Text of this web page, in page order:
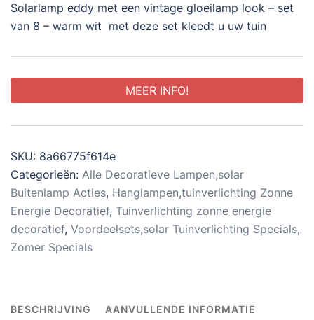
was:
€33.90.
is:
Solarlamp eddy met een vintage gloeilamp look – set
van 8 – warm wit met deze set kleedt u uw tuin
MEER INFO!
SKU: 8a66775f614e
Categorieën: Alle Decoratieve Lampen,solar
Buitenlamp Acties, Hanglampen,tuinverlichting Zonne
Energie Decoratief, Tuinverlichting zonne energie
decoratief, Voordeelsets,solar Tuinverlichting Specials,
Zomer Specials
BESCHRIJVING AANVULLENDE INFORMATIE